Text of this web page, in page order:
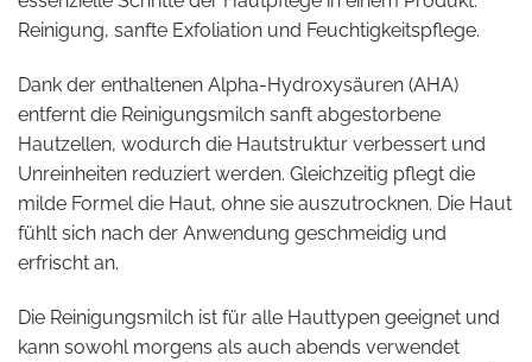
Reinigung, sanfte Exfoliation und Feuchtigkeitspflege.
Dank der enthaltenen Alpha-Hydroxysäuren (AHA)
entfernt die Reinigungsmilch sanft abgestorbene
Hautzellen, wodurch die Hautstruktur verbessert und
Unreinheiten reduziert werden. Gleichzeitig pflegt die
milde Formel die Haut, ohne sie auszutrocknen. Die Haut
fühlt sich nach der Anwendung geschmeidig und
erfrischt an.
Die Reinigungsmilch ist für alle Hauttypen geeignet und
kann sowohl morgens als auch abends verwendet